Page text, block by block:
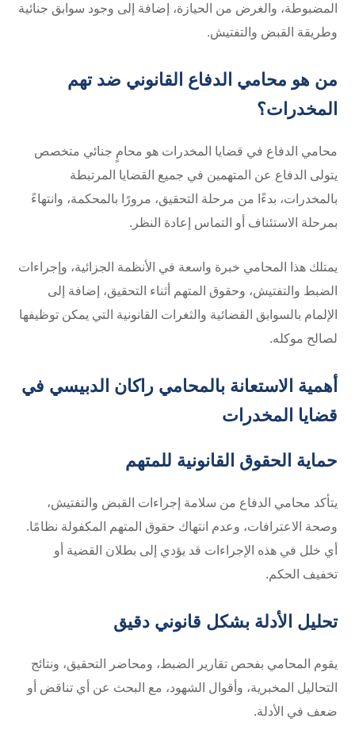
المضبوطة، والغرض من الحيازة، إضافة إلى وجود سوابق جنائية
وطريقة القبض والتفتيش.
من هو محامي الدفاع القانوني ضد تهم
المخدرات؟
محامي الدفاع في قضايا المخدرات هو محامٍ جنائي متخصص
يتولى الدفاع عن المتهمين في جميع القضايا المرتبطة
بالمخدرات، بدءًا من مرحلة التحقيق، مرورًا بالمحكمة، وانتهاءً
بمرحلة الاستئناف أو التماس إعادة النظر.
يمتلك هذا المحامي خبرة واسعة في الأنظمة الجزائية، وإجراءات
الضبط والتفتيش، وحقوق المتهم أثناء التحقيق، إضافة إلى
الإلمام بالسوابق القضائية والثغرات القانونية التي يمكن توظيفها
لصالح موكله.
أهمية الاستعانة بالمحامي راكان الدبيسي في
قضايا المخدرات
حماية الحقوق القانونية للمتهم
يتأكد محامي الدفاع من سلامة إجراءات القبض والتفتيش،
وصحة الاعترافات، وعدم انتهاك حقوق المتهم المكفولة نظامًا.
أي خلل في هذه الإجراءات قد يؤدي إلى بطلان القضية أو
تخفيف الحكم.
تحليل الأدلة بشكل قانوني دقيق
يقوم المحامي بفحص تقارير الضبط، ومحاضر التحقيق، ونتائج
التحاليل المخبرية، وأقوال الشهود، مع البحث عن أي تناقض أو
ضعف في الأدلة.